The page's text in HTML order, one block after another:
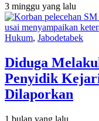
3 minggu yang lalu
Hukum, Jabodetabek
Diduga
Penyidik
Dilaporkan
1 bulan yang lalu